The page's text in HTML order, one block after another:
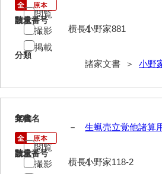
岡本家文書（周防大島町）
小川家文書
尾崎家文書（防府市）
請求番号
小野家881
分類
諸家文書 ＞ 小野
数量
横長1
閲覧
撮影
掲載
10
文書名
生蝋売立覚他諸算
請求番号
小野家118-2
年代
－
数量
横長1
閲覧
撮影